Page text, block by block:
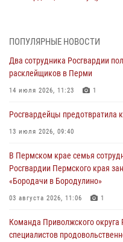
Сотрудники Росгвардии
28 июля 2026, 10:44 1
Росгвардейцы оказали
28 июля 2026, 06:15
ведомственной акции
24 июля 2026, 08:45
Юные защитники порядка:
24 июля 2026, 08:43
ПОПУЛЯРНЫЕ НОВОСТИ
Два сотрудника Росгвардии
расклейщиков в Перми
14 июля 2026, 11:23 1
Росгвардейцы предотвратила
13 июля 2026, 09:40
В Пермском крае семья
Росгвардии Пермского края
«Бородачи в Бородулино»
03 августа 2026, 11:06 1
Команда Приволжского округа
специалистов